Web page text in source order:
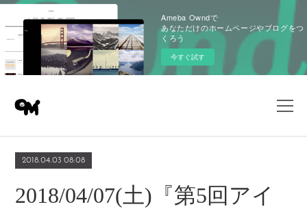
Ameba Owndで
あなただけのホームページやブログをつ
くろう
今すぐ試す
2018.04.03 08:08
2018/04/07(土)『第5回アイ